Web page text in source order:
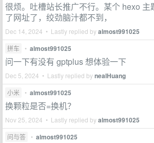
很烦。吐槽站长推广不行。某个 hexo 主
了网址了，绞劲脑汁都不到，
Dec 14, 2024 • Lastly replied byalmost991025
拼车 • almost991025
问一下有没有 gptplus 想体验一下
Dec 5, 2024 • Lastly replied bynealHuang
小米 • almost991025
换颗粒是否=换机？
Nov 25, 2024 • Lastly replied byalmost991025
问与答 • almost991025